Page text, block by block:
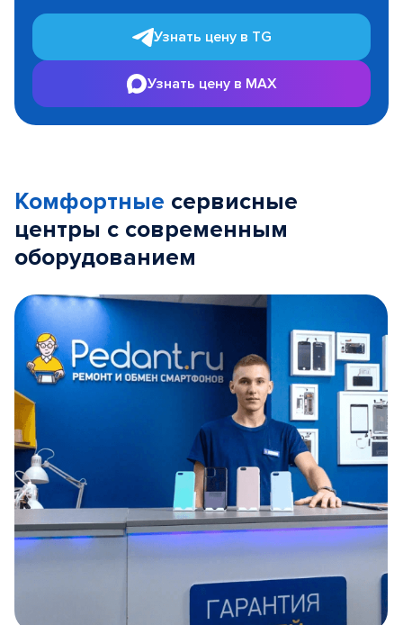
Узнать цену в TG
Узнать цену в MAX
Комфортные сервисные
центры с современным
оборудованием